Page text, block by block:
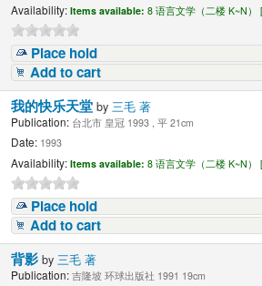
Availability: Items available: 8 语言文学（二楼 K~N）
Place hold
Add to cart
我的快乐天堂by三毛 著
Publication: 台北市 皇冠 1993 , 平 21cm
Date: 1993
Availability: Items available: 8 语言文学（二楼 K~N）
Place hold
Add to cart
背影by三毛 著
Publication: 吉隆坡 环球出版社 1991 19cm